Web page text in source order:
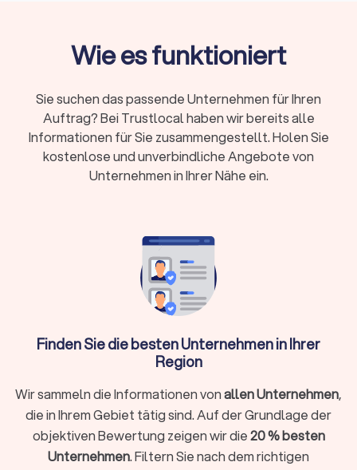
Warum Anbieter aus der Region?
typische Veranstaltungsorte und behördliche Abläufe. Das
spart Briefing-Zeit und reduziert Fehlplanungen. Gerade in
der Innenstadt mit hoher Besucherfrequenz zahlt sich
Ortskenntnis aus.
Kurze Anfahrtswege bedeuten schnelle Verfügbarkeit bei
Ad-hoc-Einsätzen. Für Sie heißt das: weniger Leerzeiten,
Sicherheitskonzepte und Eskalationswege ohne
Reibungsverluste abstimmen.
Auswahlkriterien für Anbieter
konform und verfügen über die Erlaubnis nach § 34a
GewO. Bitten Sie um Einsicht in die Dokumente und
Meiden Sie Anbieter, die Nachweise nur vage „in
Aussicht stellen“.
Qualifikation im Einsatz: Praxiserfahrene Kräfte mit IHK-
Sachkunde (§ 34a) treten souverän auf und handeln
rechtssicher. Fragen Sie nach Einsatzprofilen:
Wie es funktioniert
Sie suchen das passende Unternehmen für Ihren
Auftrag? Bei Trustlocal haben wir bereits alle
Informationen für Sie zusammengestellt. Holen Sie
kostenlose und unverbindliche Angebote von
Unternehmen in Ihrer Nähe ein.
Finden Sie die besten Unternehmen in Ihrer
Region
Wir sammeln die Informationen vonallen Unternehmen,
die in Ihrem Gebiet tätig sind. Auf der Grundlage der
objektiven Bewertung zeigen wir die20 % besten
Unternehmen. Filtern Sie nach dem richtigen